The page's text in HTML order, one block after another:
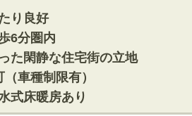
り良好
6分圏内
た閑静な住宅街の立地
車種制限有）
式床暖房あり